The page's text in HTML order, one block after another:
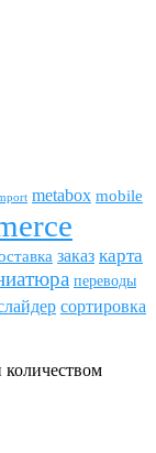
metabox mobile
заказ карта
переводы
сортировка